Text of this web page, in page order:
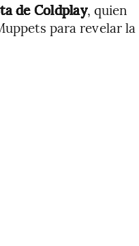
de Coldplay, quien
para revelar la